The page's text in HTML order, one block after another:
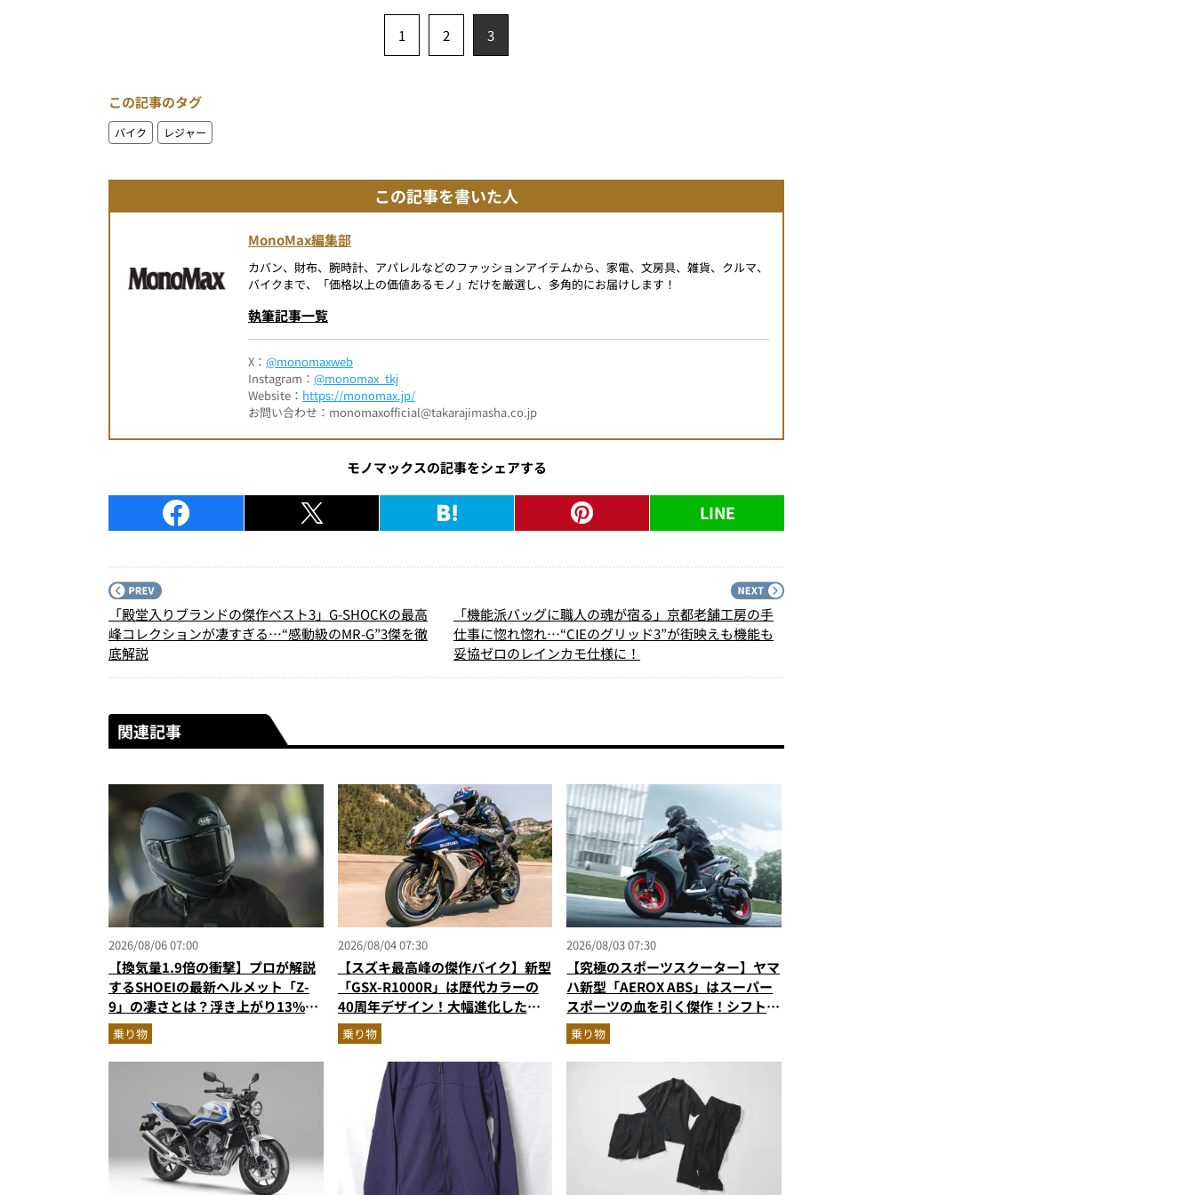
1 2 3
この記事のタグ
バイク レジャー
この記事を書いた人
MonoMax編集部
カバン、財布、腕時計、アパレルなどのファッションアイテムから、家電、文房具、雑貨、クルマ、
バイクまで、「価格以上の価値あるモノ」だけを厳選し、多角的にお届けします！
執筆記事一覧
X： @monomaxweb
Instagram： @monomax_tkj
Website： https://monomax.jp/
お問い合わせ：monomaxofficial@takarajimasha.co.jp
モノマックスの記事をシェアする
LINE
「殿堂入りブランドの傑作ベスト3」G-SHOCKの最高
峰コレクションが凄すぎる…“感動級のMR-G”3傑を徹
底解説
「機能派バッグに職人の魂が宿る」京都老舗工房の手
仕事に惚れ惚れ…“CIEのグリッド3”が街映えも機能も
妥協ゼロのレインカモ仕様に！
関連記事
2026/08/06 07:00
【換気量1.9倍の衝撃】プロが解説
するSHOEIの最新ヘルメット「Z-
9」の凄さとは？浮き上がり13%減
で高速ライドも超快適な傑作フルフ
ェイス
乗り物
2026/08/04 07:30
【スズキ最高峰の傑作バイク】新型
「GSX-R1000R」は歴代カラーの
40周年デザイン！大幅進化した至
高のスーパースポーツを乗り物ライ
ターが解説
乗り物
2026/08/03 07:30
【究極のスポーツスクーター】ヤマ
ハ新型「AEROX ABS」はスーパー
スポーツの血を引く傑作！シフトダ
ウン可能で街乗りからツーリングま
で最強
乗り物